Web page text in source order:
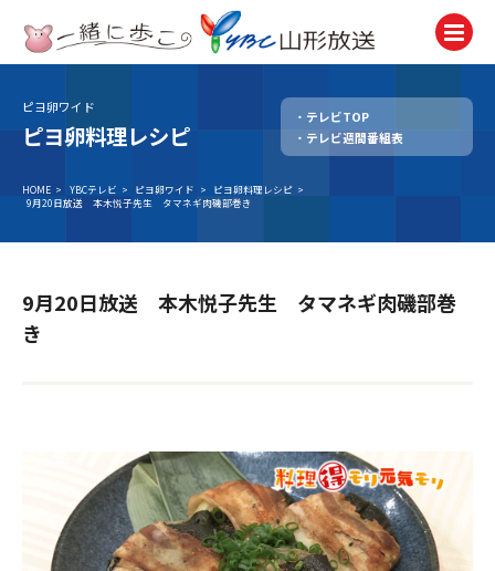
テレビ
TV
ラジオ
Radio
試写会・プレゼント
Present
ＹＢＣオンデマンド
ピヨ卵ワイド
ピヨ卵料理レシピ
テレビTOP
テレビ週間番組表
HOME > YBCテレビ > ピヨ卵ワイド > ピヨ卵料理レシピ >
9月20日放送 本木悦子先生 タマネギ肉磯部巻き
9月20日放送 本木悦子先生 タマネギ肉磯部巻
き